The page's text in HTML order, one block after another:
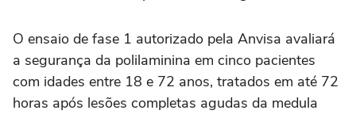
O ensaio de fase 1 autorizado pela Anvisa avaliará
a segurança da polilaminina em cinco pacientes
com idades entre 18 e 72 anos, tratados em até 72
horas após lesões completas agudas da medula